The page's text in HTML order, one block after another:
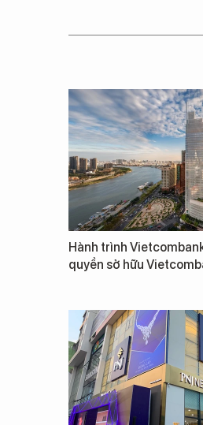
Hành trình
quyền sở hữu